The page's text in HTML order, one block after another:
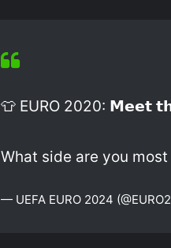
👕 EURO 2020: 𝗠𝗲𝗲𝘁
What side are you
— UEFA EURO 2024